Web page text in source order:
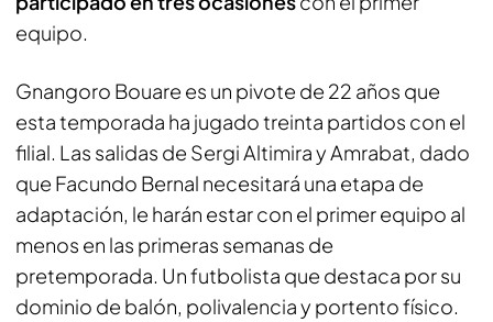
equipo.
Gnangoro Bouare es un pivote de 22 años que
esta temporada ha jugado treinta partidos con el
filial. Las salidas de Sergi Altimira y Amrabat, dado
que Facundo Bernal necesitará una etapa de
adaptación, le harán estar con el primer equipo al
menos en las primeras semanas de
pretemporada. Un futbolista que destaca por su
dominio de balón, polivalencia y portento físico.